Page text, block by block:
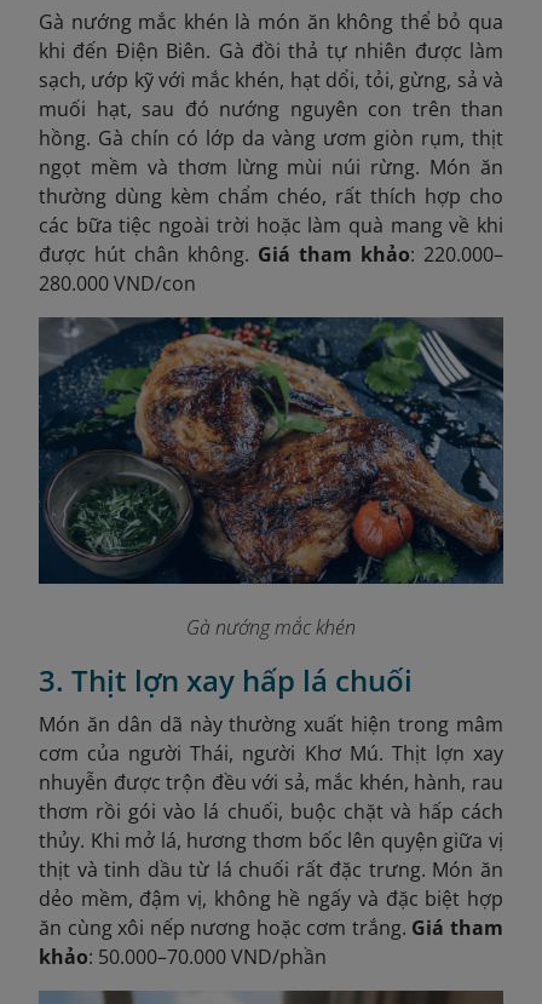
Gà nướng mắc khén là món ăn không thể bỏ qua
khi đến Điện Biên. Gà đồi thả tự nhiên được làm
sạch, ướp kỹ với mắc khén, hạt dổi, tỏi, gừng, sả và
muối hạt, sau đó nướng nguyên con trên than
hồng. Gà chín có lớp da vàng ươm giòn rụm, thịt
ngọt mềm và thơm lừng mùi núi rừng. Món ăn
thường dùng kèm chẩm chéo, rất thích hợp cho
các bữa tiệc ngoài trời hoặc làm quà mang về khi
được hút chân không. Giá tham khảo: 220.000–
280.000 VND/con
Gà nướng mắc khén
3. Thịt lợn xay hấp lá chuối
Món ăn dân dã này thường xuất hiện trong mâm
cơm của người Thái, người Khơ Mú. Thịt lợn xay
nhuyễn được trộn đều với sả, mắc khén, hành, rau
thơm rồi gói vào lá chuối, buộc chặt và hấp cách
thủy. Khi mở lá, hương thơm bốc lên quyện giữa vị
thịt và tinh dầu từ lá chuối rất đặc trưng. Món ăn
dẻo mềm, đậm vị, không hề ngấy và đặc biệt hợp
ăn cùng xôi nếp nương hoặc cơm trắng. Giá tham
khảo: 50.000–70.000 VND/phần